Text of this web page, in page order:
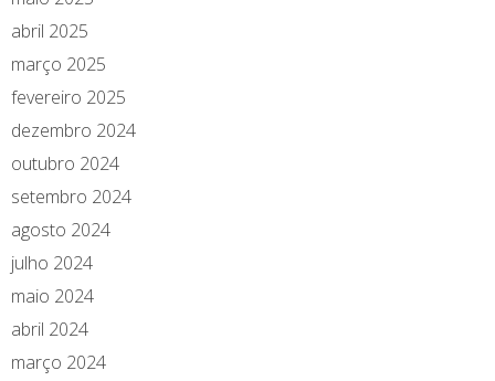
abril 2025
março 2025
fevereiro 2025
dezembro 2024
outubro 2024
setembro 2024
agosto 2024
julho 2024
maio 2024
abril 2024
março 2024